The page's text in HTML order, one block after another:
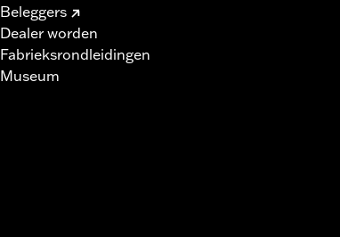
Beleggers
Dealer worden
Fabrieksrondleidingen
Museum